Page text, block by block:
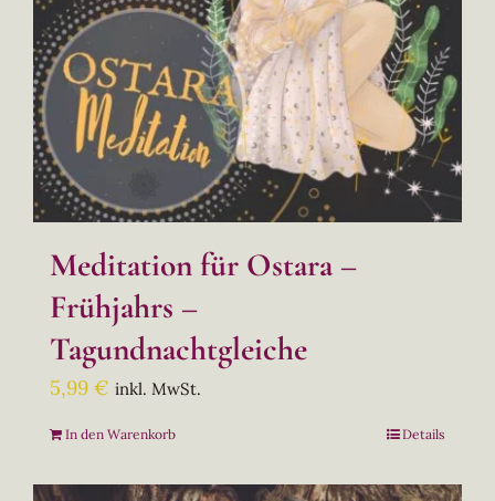
Meditation für Ostara –
Frühjahrs –
Tagundnachtgleiche
5,99 € inkl. MwSt.
In den Warenkorb Details